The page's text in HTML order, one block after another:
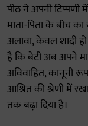
पीठ ने अपनी
माता-पिता के बीच
अलावा, केवल शादी
है कि बेटी अब अपने
अविवाहित, कानूनी
आश्रित की श्रेणी में
तक बढ़ा दिया है।